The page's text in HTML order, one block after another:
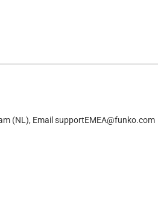
(NL), Email supportEMEA@funko.com